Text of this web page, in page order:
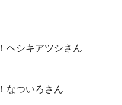
ヘシキアツシさん
なついろさん